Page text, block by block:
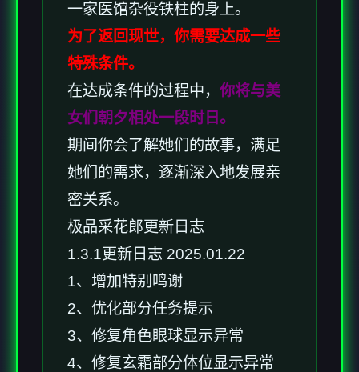
一家医馆杂役铁柱的身上。
为了返回现世，你需要达成一些
特殊条件。
在达成条件的过程中， 你将与美
女们朝夕相处一段时日。
期间你会了解她们的故事，满足
她们的需求，逐渐深入地发展亲
密关系。
极品采花郎更新日志
1.3.1更新日志 2025.01.22
1、增加特别鸣谢
2、优化部分任务提示
3、修复角色眼球显示异常
4、修复玄霜部分体位显示异常